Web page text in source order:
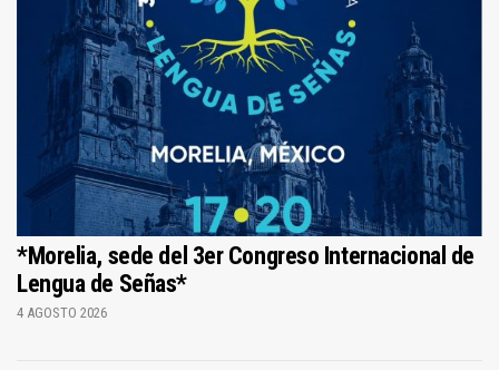
*Morelia, sede del 3er Congreso Internacional de
Lengua de Señas*
4 AGOSTO 2026